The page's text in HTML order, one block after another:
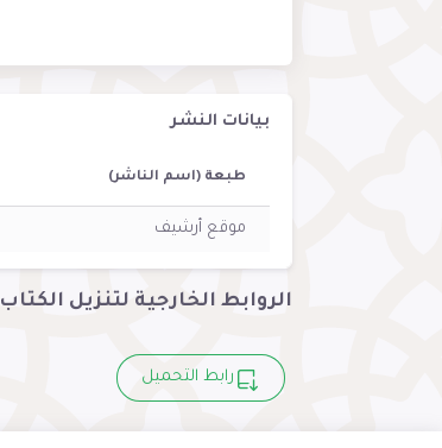
بيانات النشر
طبعة (اسم الناشر)
موقع أرشيف
الروابط الخارجية لتنزيل الكتاب
رابط التحميل